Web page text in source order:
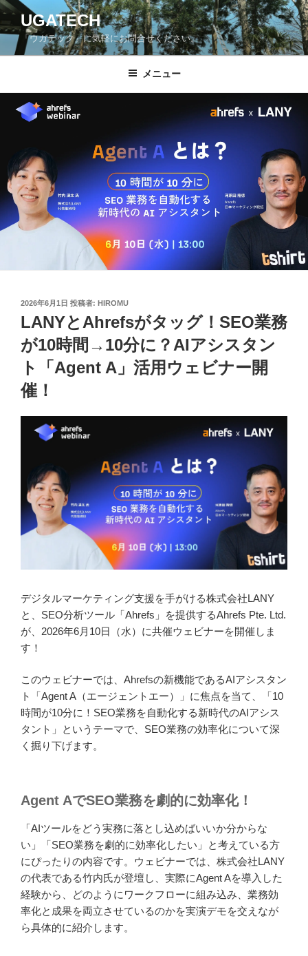
コ
ン
ン
UGATECH
「ウガテック」に気軽にお問合せください。
メニュー
投
稿
日:
2026年6月1日 投稿者: HIROMU
LANYとAhrefsがタッグ！SEO業務
が10時間→10分に？AIアシスタン
ト「Agent A」活用ウェビナー開
催！
デジタルマーケティング支援を手がける株式会社LANY
と、SEO分析ツール「Ahrefs」を提供するAhrefs Pte. Ltd.
が、2026年6月10日（水）に共催ウェビナーを開催しま
す！
このウェビナーでは、Ahrefsの新機能であるAIアシスタン
ト「Agent A（エージェントエー）」に焦点を当て、「10
時間が10分に！SEO業務を自動化する新時代のAIアシス
タント」というテーマで、SEO業務の効率化について深
く掘り下げます。
Agent AでSEO業務を劇的に効率化！
「AIツールをどう実務に落とし込めばいいか分からな
い」「SEO業務を劇的に効率化したい」と考えている方
にぴったりの内容です。ウェビナーでは、株式会社LANY
の代表である竹内氏が登壇し、実際にAgent Aを導入した
経験から、どのようにワークフローに組み込み、業務効
率化と成果を両立させているのかを実演デモを交えなが
ら具体的に紹介します。